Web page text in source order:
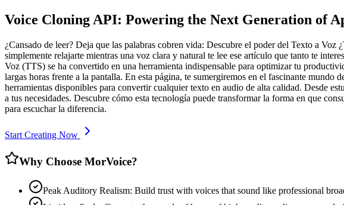
Voice Cloning API: Powering the Next Generation of
¿Cansado de leer? Deja que las palabras cobren vida: Descubre el poder del Texto a
simplemente relajarte mientras una voz clara y natural te lee ese artículo que tanto te
Voz (TTS) se ha convertido en una herramienta indispensable para optimizar tu
largas horas frente a la pantalla. En esta página, te sumergiremos en el fascinante
herramientas disponibles para convertir cualquier texto en audio de alta calidad. Desde
a tus necesidades. Descubre cómo esta tecnología puede transformar la forma en que
para escuchar la diferencia.
Start Creating Now
Why Choose MorVoice?
Peak Auditory Realism: Build trust with voices that sound like professional